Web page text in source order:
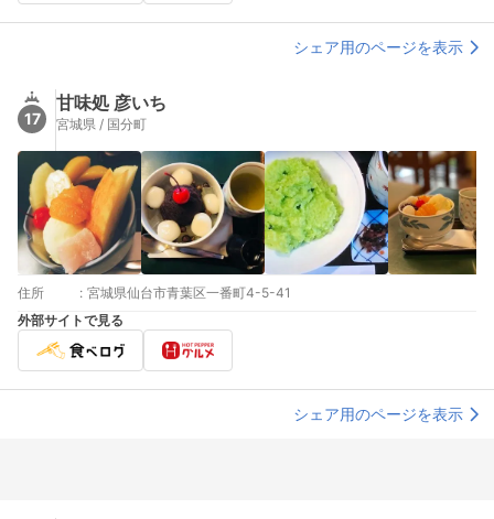
シェア用のページを表示
17
甘味処 彦いち
宮城県 / 国分町
住所 : 宮城県仙台市青葉区一番町4-5-41
外部サイトで見る
シェア用のページを表示